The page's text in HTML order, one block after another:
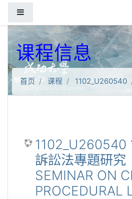
课程信息
首页 课程 1102_U260540
1102_U260540
訴訟法專題研究
SEMINAR ON
PROCEDURAL